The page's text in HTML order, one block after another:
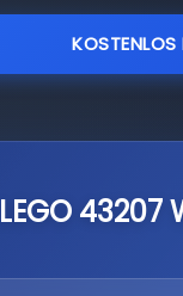
KOSTENLOS
LEGO